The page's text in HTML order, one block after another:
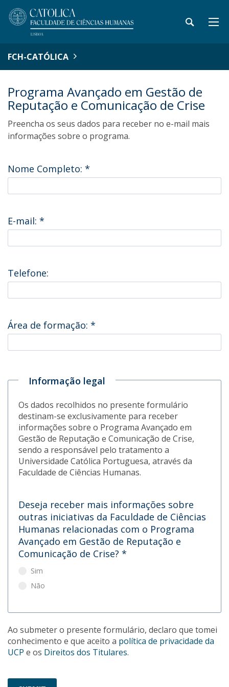
FCH-CATÓLICA
Programa Avançado em Gestão de
Reputação e Comunicação de Crise
Preencha os seus dados para receber no e-mail mais
informações sobre o programa.
Nome Completo: *
E-mail: *
Telefone:
Área de formação: *
Informação legal
Os dados recolhidos no presente formulário
destinam-se exclusivamente para receber
informações sobre o Programa Avançado em
Gestão de Reputação e Comunicação de Crise,
sendo a responsável pelo tratamento a
Universidade Católica Portuguesa, através da
Faculdade de Ciências Humanas.
Deseja receber mais informações sobre
outras iniciativas da Faculdade de Ciências
Humanas relacionadas com o Programa
Avançado em Gestão de Reputação e
Comunicação de Crise? *
Sim
Não
Ao submeter o presente formulário, declaro que tomei
conhecimento e que aceito a política de privacidade da
UCP e os Direitos dos Titulares.